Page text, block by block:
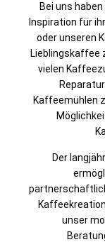
Bei uns
Inspiration für
oder unseren
Lieblingskaffee
vielen
Kaffeemühlen
Der
unser